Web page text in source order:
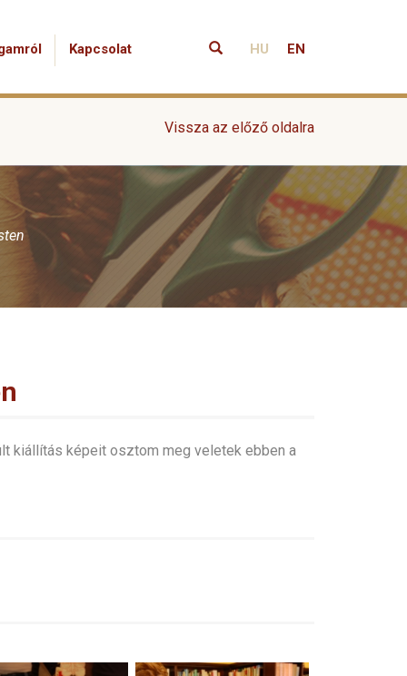
Kapcsolat HU EN
Vissza az előző oldalra
kiállítás képeit osztom meg veletek ebben a